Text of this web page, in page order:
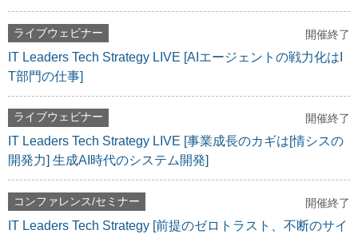
ライブウェビナー 開催終了
IT Leaders Tech Strategy LIVE [AIエージェントの戦力化はI
T部門の仕事]
ライブウェビナー 開催終了
IT Leaders Tech Strategy LIVE [事業成長のカギは[情シスの
開発力] 生成AI時代のシステム開発]
コンファレンス/セミナー 開催終了
IT Leaders Tech Strategy [前提のゼロトラスト、不断のサイ